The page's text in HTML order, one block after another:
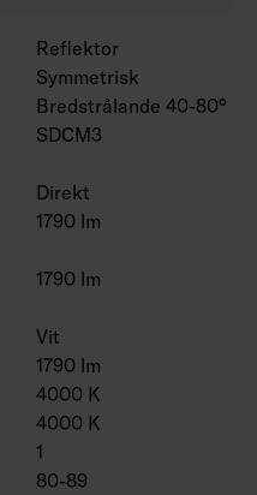
Reflektor
Symmetrisk
Bredstrålande 40-80°
SDCM3
Direkt
1790 lm
1790 lm
Vit
1790 lm
4000 K
4000 K
1
80-89